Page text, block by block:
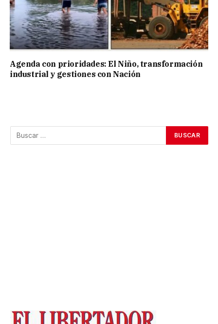
Agenda con prioridades: El Niño, transformación
industrial y gestiones con Nación